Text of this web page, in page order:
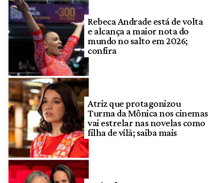
Rebeca Andrade está de volta
e alcança a maior nota do
mundo no salto em 2026;
confira
Atriz que protagonizou
Turma da Mônica nos cinemas
vai estrelar nas novelas como
filha de vilã; saiba mais